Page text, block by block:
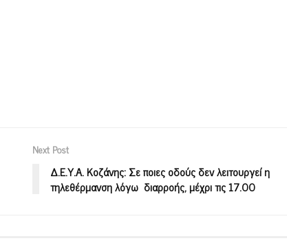
Next Post
Δ.Ε.Υ.Α. Κοζάνης: Σε ποιες οδούς δεν λειτουργεί η
τηλεθέρμανση λόγω διαρροής, μέχρι τις 17.00